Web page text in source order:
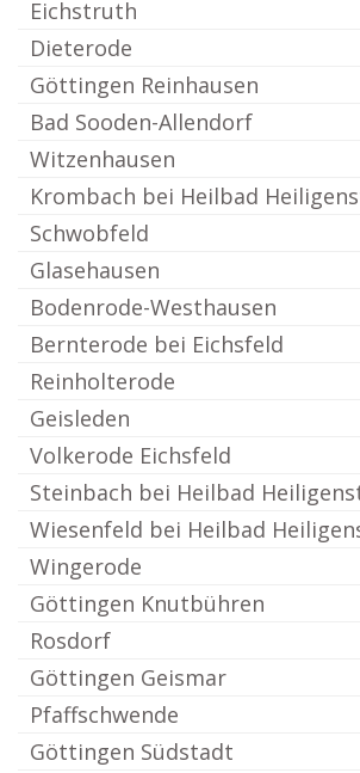
Eichstruth
Dieterode
Göttingen Reinhausen
Bad Sooden-Allendorf
Witzenhausen
Krombach bei Heilbad
Schwobfeld
Glasehausen
Bodenrode-Westhausen
Bernterode bei Eichsfeld
Reinholterode
Geisleden
Volkerode Eichsfeld
Steinbach bei Heilbad
Wiesenfeld bei Heilbad
Wingerode
Göttingen Knutbühren
Rosdorf
Göttingen Geismar
Pfaffschwende
Göttingen Südstadt